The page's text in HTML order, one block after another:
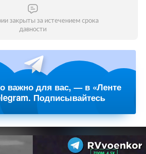
закрыты за истечением срока
давности
важно для вас, — в «Ленте
Подписывайтесь